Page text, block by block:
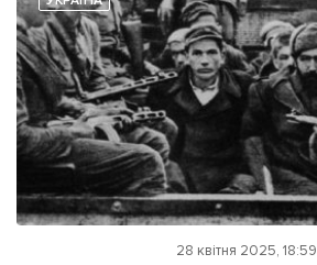
28 квітня 2025, 18:59